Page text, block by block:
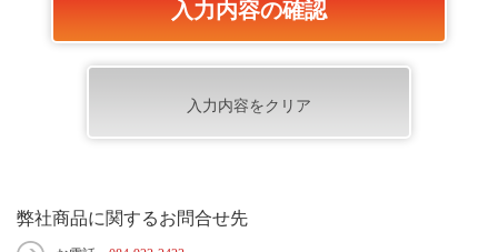
弊社商品に関するお問合せ先